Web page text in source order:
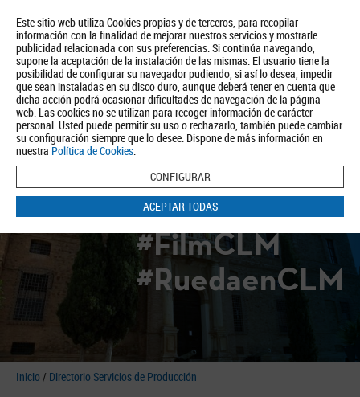
Este sitio web utiliza Cookies propias y de terceros, para recopilar
información con la finalidad de mejorar nuestros servicios y mostrarle
publicidad relacionada con sus preferencias. Si continúa navegando,
supone la aceptación de la instalación de las mismas. El usuario tiene la
posibilidad de configurar su navegador pudiendo, si así lo desea, impedir
que sean instaladas en su disco duro, aunque deberá tener en cuenta que
dicha acción podrá ocasionar dificultades de navegación de la página
web. Las cookies no se utilizan para recoger información de carácter
personal. Usted puede permitir su uso o rechazarlo, también puede cambiar
su configuración siempre que lo desee. Dispone de más información en
nuestra Política de Cookies.
CONFIGURAR
ACEPTAR TODAS
Quiénes somos Turismo Política de Privacidad Aviso Legal
Política de Cookies
BUSCAR
#FilmCLM
#RuedaenCLM
Inicio / Directorio Servicios de Producción